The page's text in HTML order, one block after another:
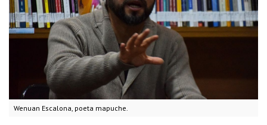
Wenuan Escalona, poeta mapuche.